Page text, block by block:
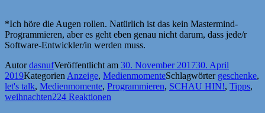
*Ich höre die Augen rollen. Natürlich ist das kein Mastermind-
Programmieren, aber es geht eben genau nicht darum, dass jede/r
Software-Entwickler/in werden muss.
AutordasnufVeröffentlicht am 30. November 201730. April
2019Kategorien Anzeige, MedienmomenteSchlagwörter geschenke,
let's talk, Medienmomente, Programmieren, SCHAU HIN!, Tipps,
weihnachten224 Reaktionen